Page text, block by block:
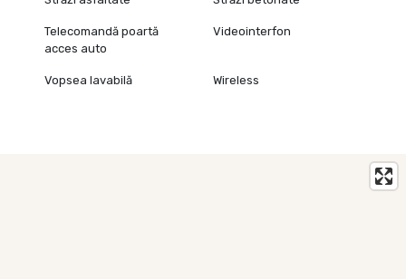
Telecomandă poartă
acces auto
Videointerfon
Vopsea lavabilă Wireless